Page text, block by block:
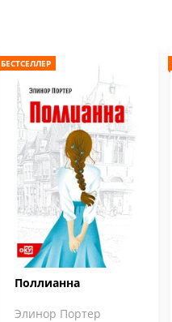
БЕСТСЕЛЛЕР
Поллианна
Элинор Портер